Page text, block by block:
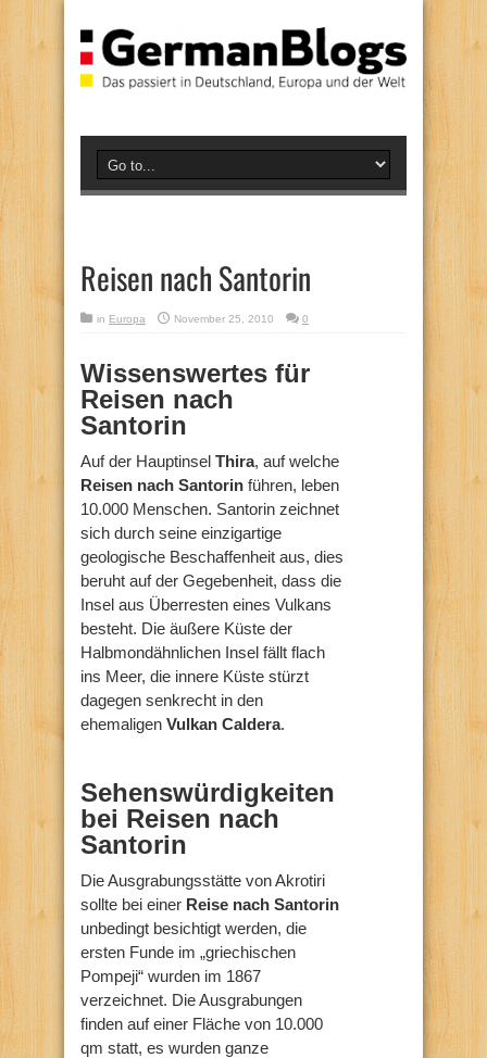
Reisen nach Santorin
in Europa November 25, 2010 0
Wissenswertes für
Reisen nach
Santorin
Auf der Hauptinsel Thira, auf welche
Reisen nach Santorin führen, leben
10.000 Menschen. Santorin zeichnet
sich durch seine einzigartige
geologische Beschaffenheit aus, dies
beruht auf der Gegebenheit, dass die
Insel aus Überresten eines Vulkans
besteht. Die äußere Küste der
Halbmondähnlichen Insel fällt flach
ins Meer, die innere Küste stürzt
dagegen senkrecht in den
ehemaligen Vulkan Caldera.
Sehenswürdigkeiten
bei Reisen nach
Santorin
Die Ausgrabungsstätte von Akrotiri
sollte bei einer Reise nach Santorin
unbedingt besichtigt werden, die
ersten Funde im „griechischen
Pompeji“ wurden im 1867
verzeichnet. Die Ausgrabungen
finden auf einer Fläche von 10.000
qm statt, es wurden ganze